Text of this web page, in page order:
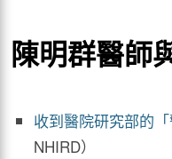
陳明群醫師
收到醫院研究部的
NHIRD）